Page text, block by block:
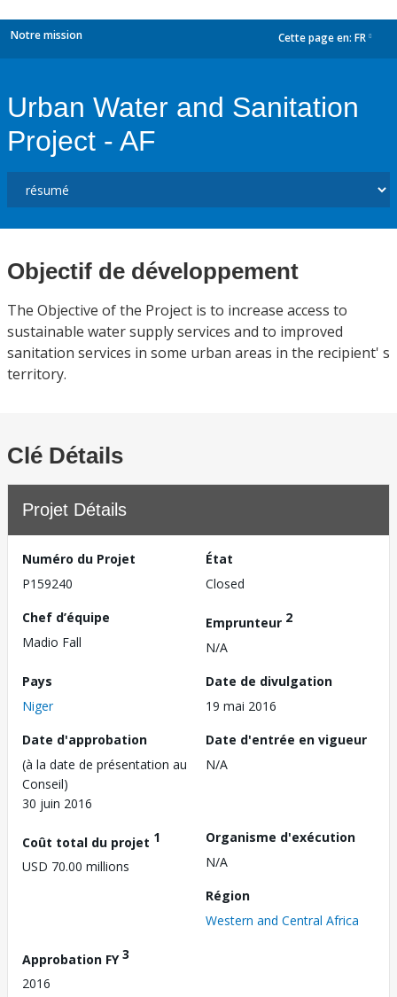
Notre mission Cette page en: FR
Urban Water and Sanitation
Project - AF
Objectif de développement
The Objective of the Project is to increase access to
sustainable water supply services and to improved
sanitation services in some urban areas in the recipient' s
territory.
Clé Détails
Projet Détails
Numéro du Projet
P159240
État
Closed
Chef d’équipe
Madio Fall
Emprunteur 2
N/A
Pays
Niger
Date de divulgation
19 mai 2016
Date d'approbation
(à la date de présentation au
Conseil)
30 juin 2016
Date d'entrée en vigueur
N/A
Coût total du projet 1
USD 70.00 millions
Organisme d'exécution
N/A
Région
Western and Central Africa
Approbation FY3
2016